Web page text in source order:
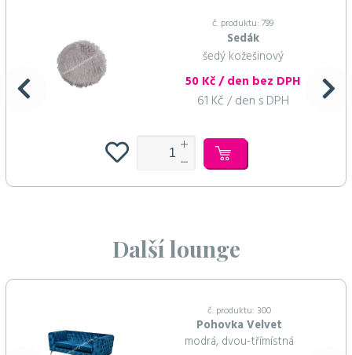
č. produktu: 799
Sedák
šedý kožešinový
50 Kč / den bez DPH
61 Kč / den s DPH
Další lounge
č. produktu: 300
Pohovka Velvet
modrá, dvou-třímístná